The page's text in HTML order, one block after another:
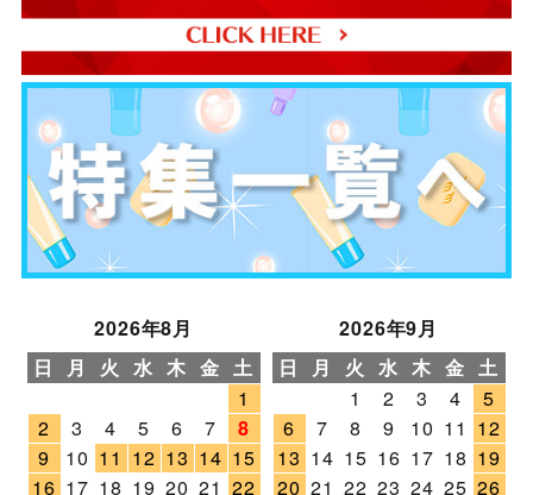
2026年8月
日
月 火 水 木 金 土
1
2
3 4 5 6 7
8
9
10 11 12 13 14 15
16 17 18 19 20 21 22
2026年9月
日
月 火 水 木 金 土
1
2 3 4
5
6
7 8 9 10 11 12
13 14 15 16 17 18 19
20 21 22 23 24 25 26